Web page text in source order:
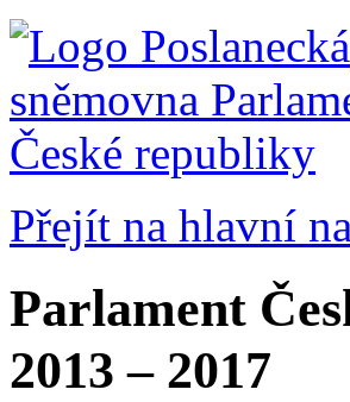
Přejít na hlavní
Parlament
2013 – 2017